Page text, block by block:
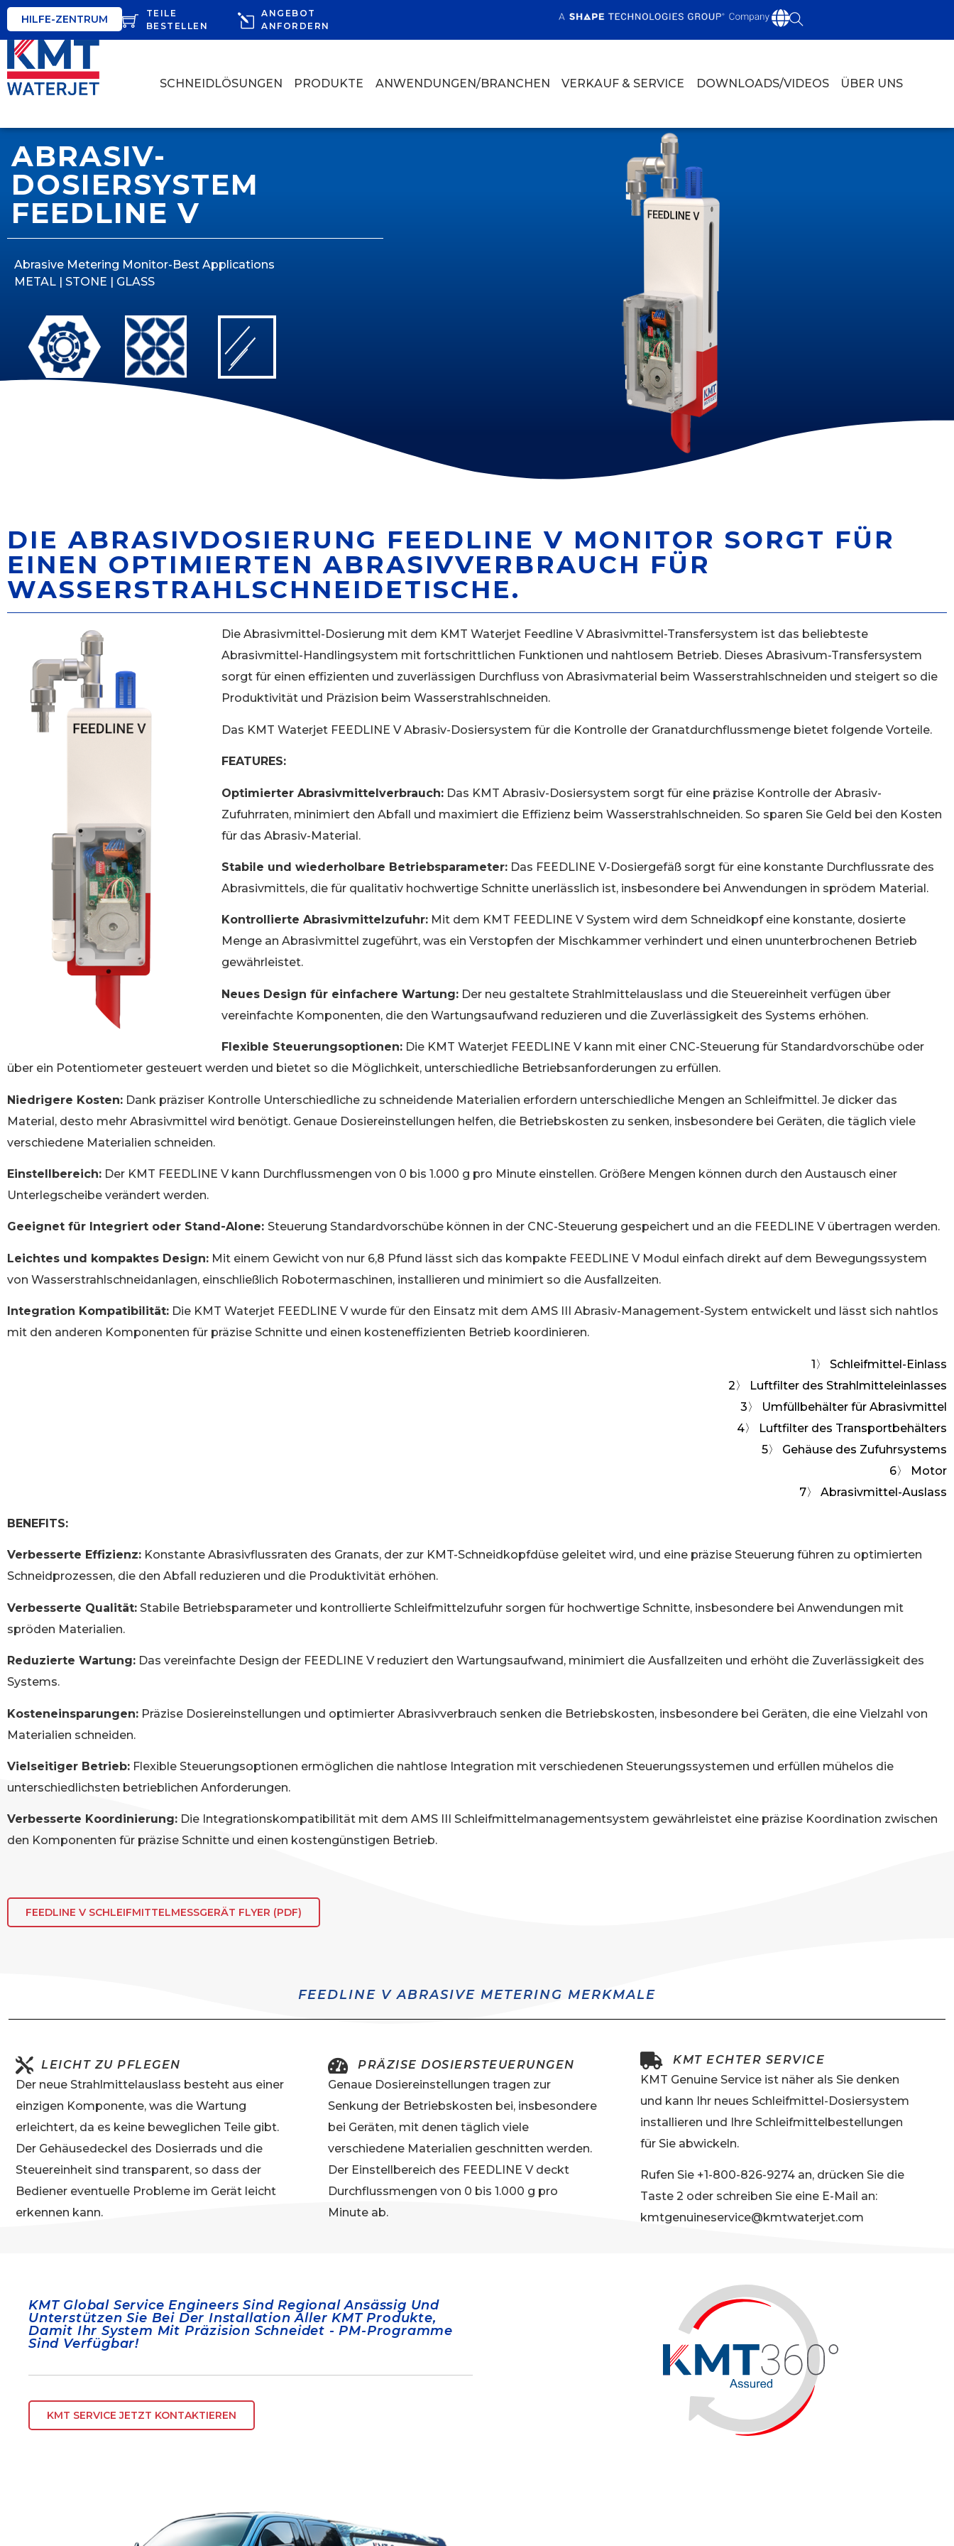
HILFE-ZENTRUM
TEILE
BESTELLEN
ANGEBOT
ANFORDERN
SCHNEIDLÖSUNGEN PRODUKTE ANWENDUNGEN/BRANCHEN VERKAUF & SERVICE DOWNLOADS/VIDEOS ÜBER UNS
ABRASIV-
DOSIERSYSTEM
FEEDLINE V
Abrasive Metering Monitor-Best Applications
METAL | STONE | GLASS
DIE ABRASIVDOSIERUNG FEEDLINE V MONITOR SORGT FÜR
EINEN OPTIMIERTEN ABRASIVVERBRAUCH FÜR
WASSERSTRAHLSCHNEIDETISCHE.
Die Abrasivmittel-Dosierung mit dem KMT Waterjet Feedline VAbrasivmittel-Transfersystem ist das beliebteste
Abrasivmittel-Handlingsystem mit fortschrittlichen Funktionen und nahtlosem Betrieb. Dieses Abrasivum-Transfersystem
sorgt für einen effizienten und zuverlässigen Durchfluss von Abrasivmaterial beim Wasserstrahlschneiden und steigert so die
Produktivität und Präzision beim Wasserstrahlschneiden.
Das KMT Waterjet FEEDLINE V Abrasiv-Dosiersystem für die Kontrolle der Granatdurchflussmenge bietet folgende Vorteile.
FEATURES:
Optimierter Abrasivmittelverbrauch: Das KMT Abrasiv-Dosiersystem sorgt für eine präzise Kontrolle der Abrasiv-
Zufuhrraten, minimiert den Abfall und maximiert die Effizienz beim Wasserstrahlschneiden. So sparen Sie Geld bei den Kosten
für das Abrasiv-Material.
Stabile und wiederholbare Betriebsparameter: Das FEEDLINE V-Dosiergefäß sorgt für eine konstante Durchflussrate des
Abrasivmittels, die für qualitativ hochwertige Schnitte unerlässlich ist, insbesondere bei Anwendungen in sprödem Material.
Kontrollierte Abrasivmittelzufuhr: Mit dem KMT FEEDLINE V System wird dem Schneidkopf eine konstante, dosierte
Menge an Abrasivmittel zugeführt, was ein Verstopfen der Mischkammer verhindert und einen ununterbrochenen Betrieb
gewährleistet.
Neues Design für einfachere Wartung: Der neu gestaltete Strahlmittelauslass und die Steuereinheit verfügen über
vereinfachte Komponenten, die den Wartungsaufwand reduzieren und die Zuverlässigkeit des Systems erhöhen.
Flexible Steuerungsoptionen: Die KMT Waterjet FEEDLINE V kann mit einer CNC-Steuerung für Standardvorschübe oder
über ein Potentiometer gesteuert werden und bietet so die Möglichkeit, unterschiedliche Betriebsanforderungen zu erfüllen.
Niedrigere Kosten: Dank präziser Kontrolle Unterschiedliche zu schneidende Materialien erfordern unterschiedliche Mengen an Schleifmittel. Je dicker das
Material, desto mehr Abrasivmittel wird benötigt. Genaue Dosiereinstellungen helfen, die Betriebskosten zu senken, insbesondere bei Geräten, die täglich viele
verschiedene Materialien schneiden.
Einstellbereich: Der KMT FEEDLINE V kann Durchflussmengen von 0 bis 1.000 g pro Minute einstellen. Größere Mengen können durch den Austausch einer
Unterlegscheibe verändert werden.
Geeignet für Integriert oder Stand-Alone: Steuerung Standardvorschübe können in der CNC-Steuerung gespeichert und an die FEEDLINE V übertragen werden.
Leichtes und kompaktes Design: Mit einem Gewicht von nur 6,8 Pfund lässt sich das kompakte FEEDLINE V Modul einfach direkt auf dem Bewegungssystem
von Wasserstrahlschneidanlagen, einschließlich Robotermaschinen, installieren und minimiert so die Ausfallzeiten.
Integration Kompatibilität: Die KMT Waterjet FEEDLINE V wurde für den Einsatz mit dem AMS III Abrasiv-Management-System entwickelt und lässt sich nahtlos
mit den anderen Komponenten für präzise Schnitte und einen kosteneffizienten Betrieb koordinieren.
1〉 Schleifmittel-Einlass
2〉 Luftfilter des Strahlmitteleinlasses
3〉 Umfüllbehälter für Abrasivmittel
4〉 Luftfilter des Transportbehälters
5〉 Gehäuse des Zufuhrsystems
6〉 Motor
7〉 Abrasivmittel-Auslass
BENEFITS:
Verbesserte Effizienz: Konstante Abrasivflussraten des Granats, der zur KMT-Schneidkopfdüse geleitet wird, und eine präzise Steuerung führen zu optimierten
Schneidprozessen, die den Abfall reduzieren und die Produktivität erhöhen.
Verbesserte Qualität: Stabile Betriebsparameter und kontrollierte Schleifmittelzufuhr sorgen für hochwertige Schnitte, insbesondere bei Anwendungen mit
spröden Materialien.
Reduzierte Wartung: Das vereinfachte Design der FEEDLINE V reduziert den Wartungsaufwand, minimiert die Ausfallzeiten und erhöht die Zuverlässigkeit des
Systems.
Kosteneinsparungen: Präzise Dosiereinstellungen und optimierter Abrasivverbrauch senken die Betriebskosten, insbesondere bei Geräten, die eine Vielzahl von
Materialien schneiden.
Vielseitiger Betrieb: Flexible Steuerungsoptionen ermöglichen die nahtlose Integration mit verschiedenen Steuerungssystemen und erfüllen mühelos die
unterschiedlichsten betrieblichen Anforderungen.
Verbesserte Koordinierung: Die Integrationskompatibilität mit dem AMS III Schleifmittelmanagementsystem gewährleistet eine präzise Koordination zwischen
den Komponenten für präzise Schnitte und einen kostengünstigen Betrieb.
FEEDLINE V SCHLEIFMITTELMESSGERÄT FLYER (PDF)
FEEDLINE V ABRASIVE METERING MERKMALE
LEICHT ZU PFLEGEN
Der neue Strahlmittelauslass besteht aus einer
einzigen Komponente, was die Wartung
erleichtert, da es keine beweglichen Teile gibt.
Der Gehäusedeckel des Dosierrads und die
Steuereinheit sind transparent, so dass der
Bediener eventuelle Probleme im Gerät leicht
erkennen kann.
PRÄZISE DOSIERSTEUERUNGEN
Genaue Dosiereinstellungen tragen zur
Senkung der Betriebskosten bei, insbesondere
bei Geräten, mit denen täglich viele
verschiedene Materialien geschnitten werden.
Der Einstellbereich des FEEDLINE V deckt
Durchflussmengen von 0 bis 1.000 g pro
Minute ab.
KMT ECHTER SERVICE
KMT Genuine Service ist näher als Sie denken
und kann Ihr neues Schleifmittel-Dosiersystem
installieren und Ihre Schleifmittelbestellungen
für Sie abwickeln.
Rufen Sie +1-800-826-9274 an, drücken Sie die
Taste 2 oder schreiben Sie eine E-Mail an:
kmtgenuineservice@kmtwaterjet.com
KMT Global Service Engineers Sind Regional Ansässig Und
Unterstützen Sie Bei Der Installation Aller KMT Produkte,
Damit Ihr System Mit Präzision Schneidet - PM-Programme
Sind Verfügbar!
KMT SERVICE JETZT KONTAKTIEREN